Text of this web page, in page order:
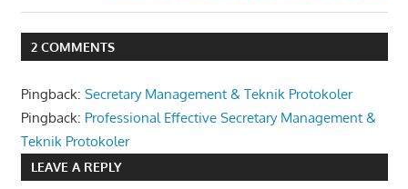
PROFESSIONAL
navigation
Post:
2 COMMENTS
Pingback: Secretary Management & Teknik Protokoler
Pingback: Professional Effective Secretary Management &
Teknik Protokoler
LEAVE A REPLY